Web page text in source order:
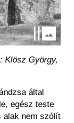
Klösz György,
által
egész teste
alak nem szólít